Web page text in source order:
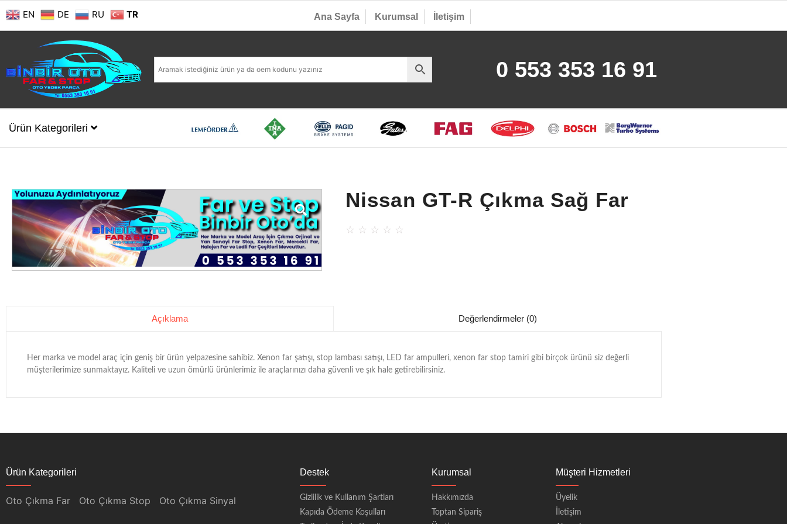
EN DE RU TR Ana Sayfa Kurumsal İletişim
0 553 353 16 91
Ürün Kategorileri
Nissan GT-R Çıkma Sağ Far
☆ ☆ ☆ ☆ ☆
Açıklama Değerlendirmeler (0)
Her marka ve model araç için geniş bir ürün yelpazesine sahibiz. Xenon far şatışı, stop lambası satışı, LED far ampulleri, xenon far stop tamiri gibi birçok ürünü siz değerli
müşterilerimize sunmaktayız. Kaliteli ve uzun ömürlü ürünlerimiz ile araçlarınızı daha güvenli ve şık hale getirebilirsiniz.
Ürün Kategorileri
Oto Çıkma Far Oto Çıkma Stop Oto Çıkma Sinyal
Destek
Gizlilik ve Kullanım Şartları
Kapıda Ödeme Koşulları
Kurumsal
Hakkımızda
Toptan Sipariş
Müşteri Hizmetleri
Üyelik
İletişim